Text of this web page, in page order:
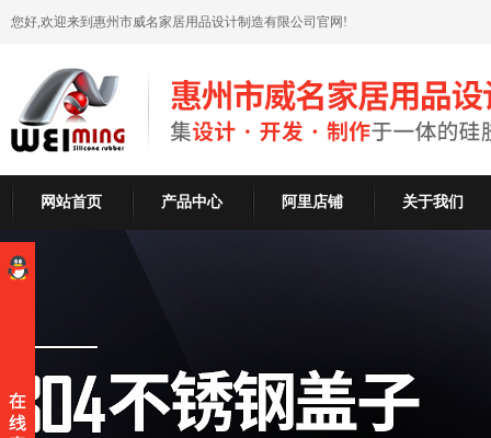
您好,欢迎来到惠州市威名家居用品设计制造有限公司官网!
网站首页 产品中心 阿里店铺 关于我们